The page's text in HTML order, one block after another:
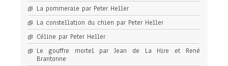
La pommeraie par Peter Heller
La constellation du chien par Peter Heller
Céline par Peter Heller
Le gouffre mortel par Jean de La Hire et René
Brantonne